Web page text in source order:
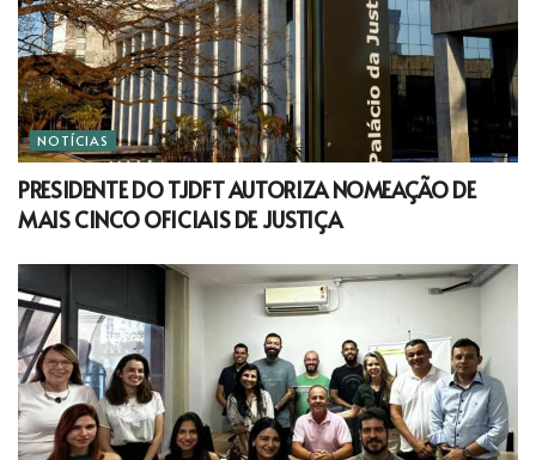
NOTÍCIAS
PRESIDENTE DO TJDFT AUTORIZA NOMEAÇÃO DE
MAIS CINCO OFICIAIS DE JUSTIÇA